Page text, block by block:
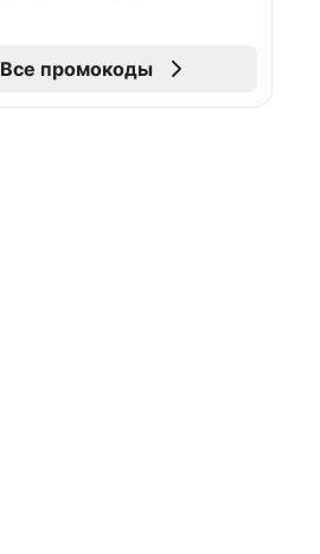
Все промокоды